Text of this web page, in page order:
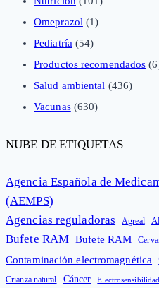
Omeprazol (1)
Pediatría (54)
Productos recomendados
Salud ambiental (436)
Vacunas(630)
NUBE DE ETIQUETAS
Agencia Española de
(AEMPS)
Agencias reguladoras
Agreal
Bufete RAM Bufete RAM
Contaminación electromagnética
Crianza natural Cáncer Electrosensibilidad